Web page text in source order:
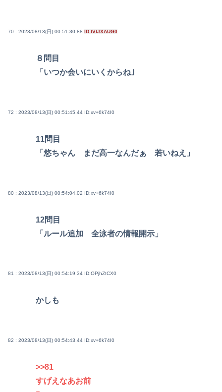
70 : 2023/08/13(日) 00:51:30.88 ID:tVtJXAUG0
８問目
「いつか会いにいくからね｣
72 : 2023/08/13(日) 00:51:45.44 ID:xv+6k74I0
11問目
「悠ちゃん まだ高一なんだぁ 若いねえ」
80 : 2023/08/13(日) 00:54:04.02 ID:xv+6k74I0
12問目
「ルール追加 全泳者の情報開示」
81 : 2023/08/13(日) 00:54:19.34 ID:OPjhZtCX0
かしも
82 : 2023/08/13(日) 00:54:43.44 ID:xv+6k74I0
>>81
すげえなあお前